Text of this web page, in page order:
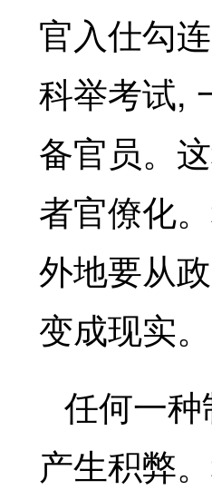
官入仕勾
科举考试,
备官员。
者官僚化
外地要从
变成现实。
任何一
产生积弊